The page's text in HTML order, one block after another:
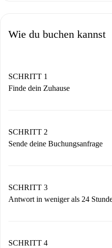
Wie du buchen kannst
SCHRITT 1
Finde dein Zuhause
Du erhältst alle
SCHRITT 2
Sende deine Buchungsanfrage
Denk daran, dass wir dich
Vermieter zustimmt.
SCHRITT 3
Antwort in weniger als 24
stellen den Kontakt her.
SCHRITT 4